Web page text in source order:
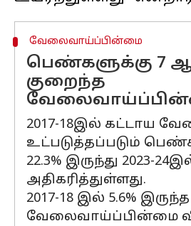
வேலைவாய்ப்பின்மை
பெண்களுக்கு 7
குறைந்த
2017-18இல் கட்டாய
உட்படுத்தப்படும்
22.3% இருந்து 2023-
அதிகரித்துள்ளது.
2017-18 இல் 5.6%
வேலைவாய்ப்பின்மை